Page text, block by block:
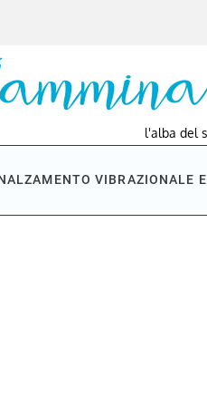
l'alba del
VIBRAZIONALE